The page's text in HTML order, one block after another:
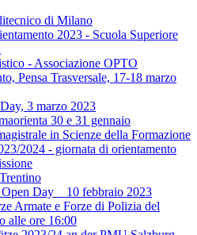
di Milano
2023 - Scuola Superiore
- Associazione OPTO
Pensa Trasversale, 17-18 marzo
3 marzo 2023
30 e 31 gennaio
in Scienze della Formazione
2024 - giornata di orientamento
Day _ 10 febbraio 2023
Armate e Forze di Polizia del
alle ore 16:00